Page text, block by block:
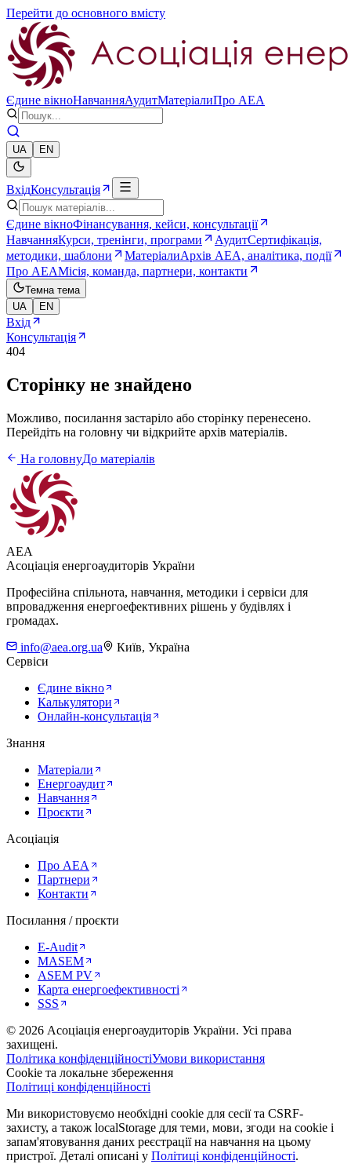
Перейти до основного вмісту
Єдине вікноНавчанняАудитМатеріалиПро AEA
UA EN
ВхідКонсультація
Єдине вікноФінансування, кейси, консультації
НавчанняКурси, тренінги, програми АудитСертифікація,
методики, шаблони
МатеріалиАрхів AEA, аналітика, події
Про AEAМісія, команда, партнери, контакти
Темна тема
UA
EN
Вхід
Консультація
404
Сторінку не знайдено
Можливо, посилання застаріло або сторінку перенесено.
Перейдіть на головну чи відкрийте архів матеріалів.
На головнуДо матеріалів
AEA
Асоціація енергоаудиторів України
Професійна спільнота, навчання, методики і сервіси для
впровадження енергоефективних рішень у будівлях і
громадах.
info@aea.org.ua
Київ, Україна
Сервіси
Єдине вікно
Калькулятори
Онлайн-консультація
Знання
Матеріали
Енергоаудит
Навчання
Проєкти
Асоціація
Про AEA
Партнери
Контакти
Посилання / проєкти
E-Audit
MASEM
ASEM PV
Карта енергоефективності
SSS
© 2026 Асоціація енергоаудиторів України. Усі права
захищені.
Політика конфіденційностіУмови використання
Cookie та локальне збереження
Політиці конфіденційності
Ми використовуємо необхідні cookie для сесії та CSRF-
захисту, а також localStorage для теми, мови, згоди на cookie і
запам'ятовування даних реєстрації на навчання на цьому
пристрої. Деталі описані у Політиці конфіденційності.